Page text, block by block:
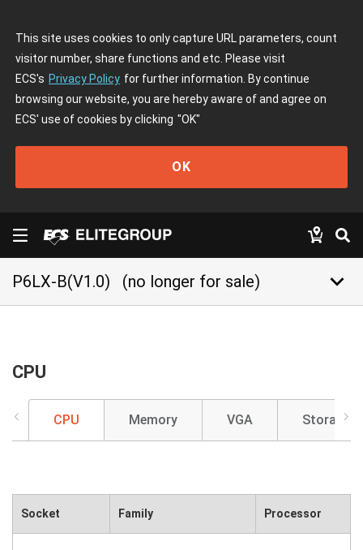
This site uses cookies to only capture URL parameters, count
visitor number, share functions and etc. Please visit
ECS's Privacy Policy for further information. By continue
browsing our website, you are hereby aware of and agree on
ECS' use of cookies by clicking "OK"
OK
P6LX-B(V1.0) (no longer for sale) keyboard_arrow_down
CPU
CPU Memory VGA Storage
Socket Family Processor